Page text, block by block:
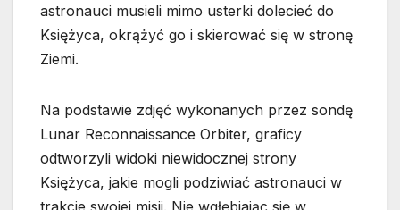
astronauci musieli mimo usterki dolecieć do
Księżyca, okrążyć go i skierować się w stronę
Ziemi.
Na podstawie zdjęć wykonanych przez sondę
Lunar Reconnaissance Orbiter, graficy
odtworzyli widoki niewidocznej strony
Księżyca, jakie mogli podziwiać astronauci w
trakcie swojej misji. Nie wgłębiając się w